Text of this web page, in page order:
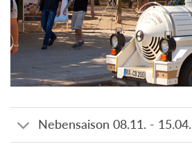
Nebensaison 08.11. - 15.04.